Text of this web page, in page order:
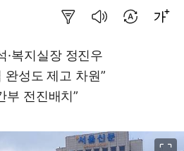
·복지실장 정진우
성도 제고 차원”
부 전진배치”